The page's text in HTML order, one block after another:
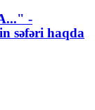
-
səfəri haqda